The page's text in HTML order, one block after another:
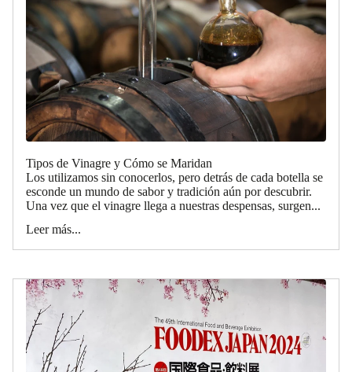
Tipos de Vinagre y Cómo se Maridan
Los utilizamos sin conocerlos, pero detrás de cada botella se
esconde un mundo de sabor y tradición aún por descubrir.
Una vez que el vinagre llega a nuestras despensas, surgen...
Leer más...